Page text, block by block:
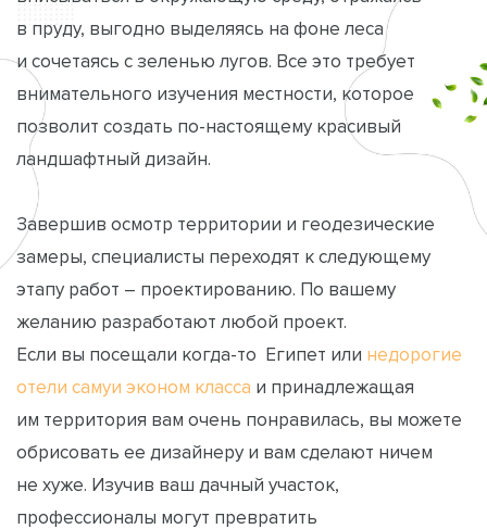
в пруду, выгодно выделяясь на фоне леса
и сочетаясь с зеленью лугов. Все это требует
внимательного изучения местности, которое
позволит создать по-настоящему красивый
ландшафтный дизайн.
Завершив осмотр территории и геодезические
замеры, специалисты переходят к следующему
этапу работ – проектированию. По вашему
желанию разработают любой проект.
Если вы посещали когда-то Египет или недорогие
отели самуи эконом класса и принадлежащая
им территория вам очень понравилась, вы можете
обрисовать ее дизайнеру и вам сделают ничем
не хуже. Изучив ваш дачный участок,
профессионалы могут превратить